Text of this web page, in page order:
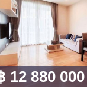
12 880 000